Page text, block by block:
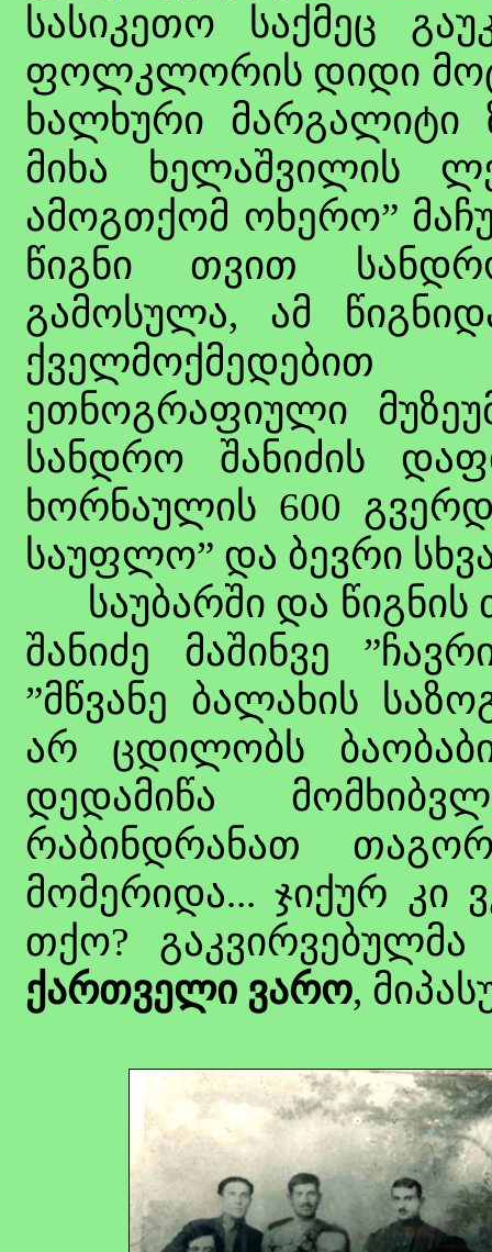
სასიკეთო საქმეც
ფოლკლორის დიდი
ხალხური მარგალიტი
მიხა ხელაშვილის
ამოგთქომ ოხერო”
წიგნი თვით
გამოსულა, ამ
ეთნოგრაფიული
სანდრო შანიძის
ხორნაულის 600
საუფლო” და ბევრი
საუბარში და
შანიძე მაშინვე
”მწვანე ბალახის
არ ცდილობს
დედამიწა
რაბინდრანათ
მომერიდა... ჯიქურ კი
თქო?
ქართველი ვარო,